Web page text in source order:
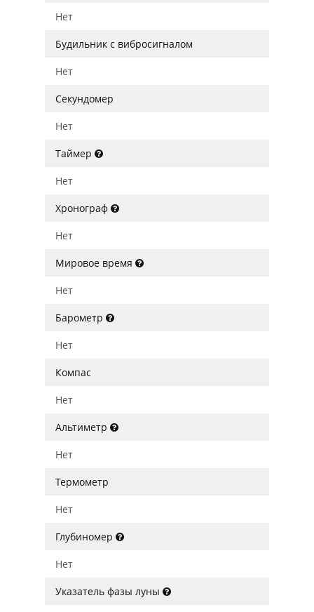
Нет
Будильник с вибросигналом
Нет
Секундомер
Нет
Таймер
Нет
Хронограф
Нет
Мировое время
Нет
Барометр
Нет
Компас
Нет
Альтиметр
Нет
Термометр
Нет
Глубиномер
Нет
Указатель фазы луны